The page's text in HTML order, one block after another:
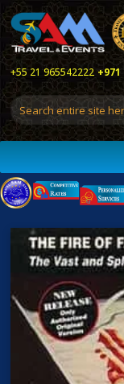
+55 21 965542222 +971